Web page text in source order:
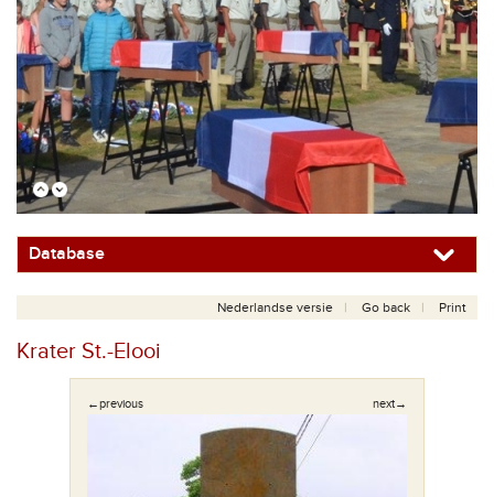
Database
Nederlandse versie Go back Print
Krater St.-Elooi
←previous next→